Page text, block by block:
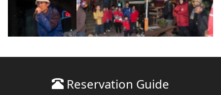
Reservation Guide